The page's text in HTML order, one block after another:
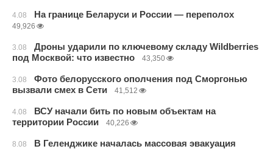
4.08 На границе Беларуси и России — переполох
49,926
3.08
Дроны ударили по ключевому складу Wildberries
под Москвой: что известно
43,350
3.08
Фото белорусского ополчения под Сморгонью
вызвали смех в Сети
41,512
4.08
ВСУ начали бить по новым объектам на
территории России
40,226
8.08 В Геленджике началась массовая эвакуация